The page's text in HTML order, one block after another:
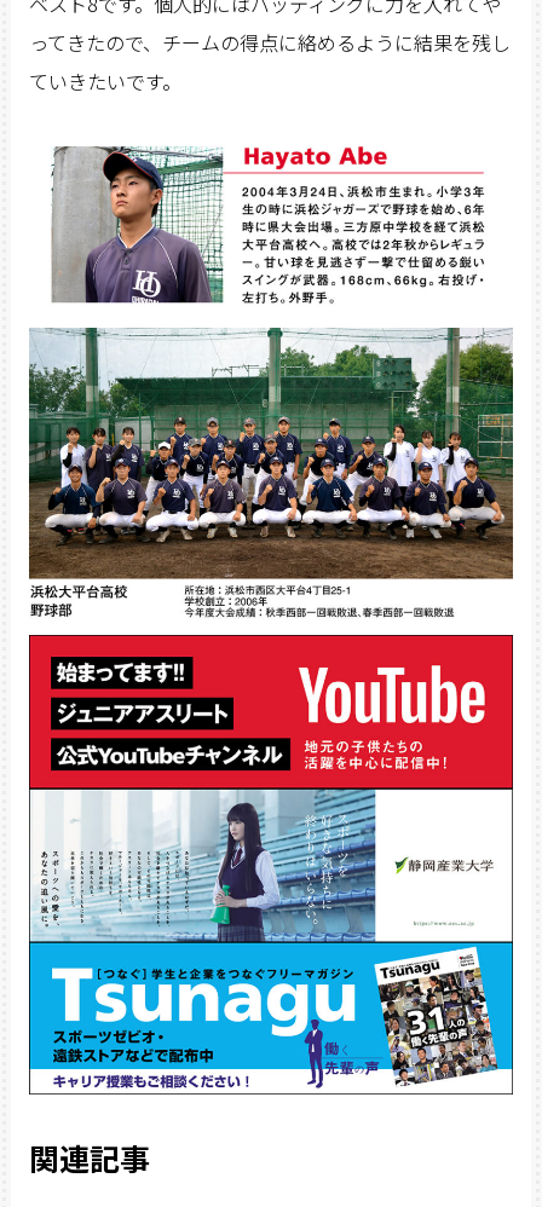
ってきたので、チームの得点に絡めるように結果を残し
ていきたいです。
関連記事